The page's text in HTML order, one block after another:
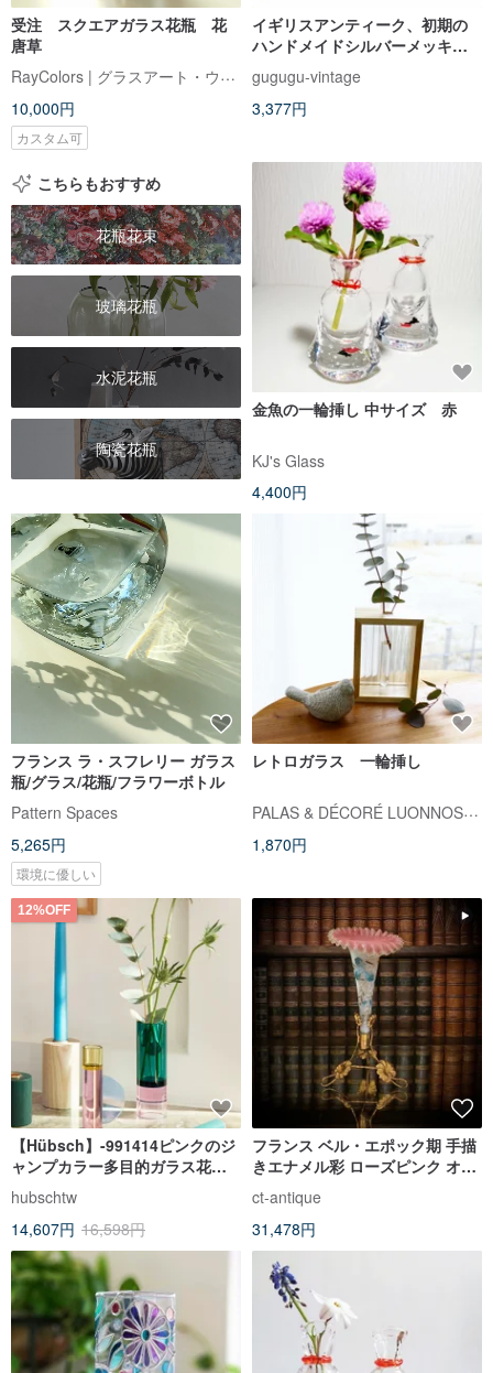
受注 スクエアガラス花瓶 花
唐草
RayColors | グラスアート・ウインドウアート工房
10,000円
カスタム可
イギリスアンティーク、初期の
ハンドメイドシルバーメッキ金
青緑、ステンドグラス
gugugu-vintage
3,377円
こちらもおすすめ
花瓶花束
玻璃花瓶
水泥花瓶
陶瓷花瓶
金魚の一輪挿し 中サイズ 赤
KJ's Glass
4,400円
フランス ラ・スフレリー ガラス
瓶/グラス/花瓶/フラワーボトル
Pattern Spaces
5,265円
環境に優しい
レトロガラス 一輪挿し
PALAS & DÉCORÉ LUONNOS パラデック
1,870円
12%OFF
【Hübsch】-991414ピンクのジ
ャンプカラー多目的ガラス花瓶
燭台装飾中国のバレンタインデ
ーのギフト
hubschtw
14,607円 16,598円
フランス ベル・エポック期 手描
きエナメル彩 ローズピンク オパ
ールガラス 金メッキ台座付き花
瓶
ct-antique
31,478円